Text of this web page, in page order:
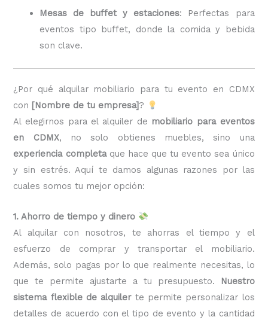
Mesas de buffet y estaciones: Perfectas para
eventos tipo buffet, donde la comida y bebida
son clave.
¿Por qué alquilar mobiliario para tu evento en CDMX
con [Nombre de tu empresa]?
Al elegirnos para el alquiler de mobiliario para eventos
en CDMX, no solo obtienes muebles, sino una
experiencia completaque hace que tu evento sea único
y sin estrés. Aquí te damos algunas razones por las
cuales somos tu mejor opción:
1. Ahorro de tiempo y dinero
Al alquilar con nosotros, te ahorras el tiempo y el
esfuerzo de comprar y transportar el mobiliario.
Además, solo pagas por lo que realmente necesitas, lo
que te permite ajustarte a tu presupuesto.
Nuestro
sistema flexible de alquilerte permite personalizar los
detalles de acuerdo con el tipo de evento y la cantidad